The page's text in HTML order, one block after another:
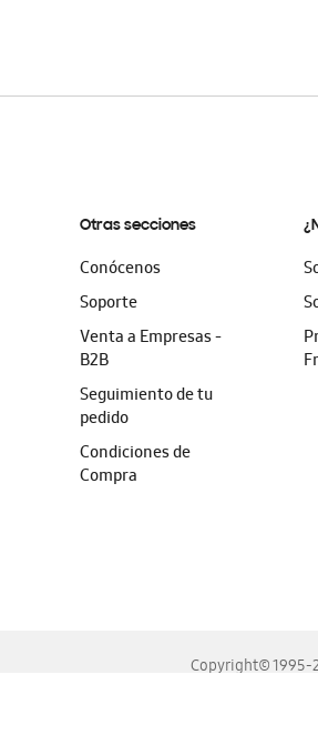
Otras secciones
Conócenos
Soporte
Venta a Empresas -
B2B
Seguimiento de tu
pedido
Condiciones de
Compra
Copyright© 1995-